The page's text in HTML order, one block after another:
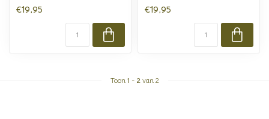
€19,95
€19,95
Toon 1 - 2van 2